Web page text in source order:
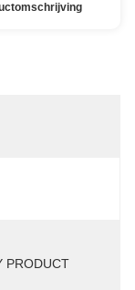
PRODUCT